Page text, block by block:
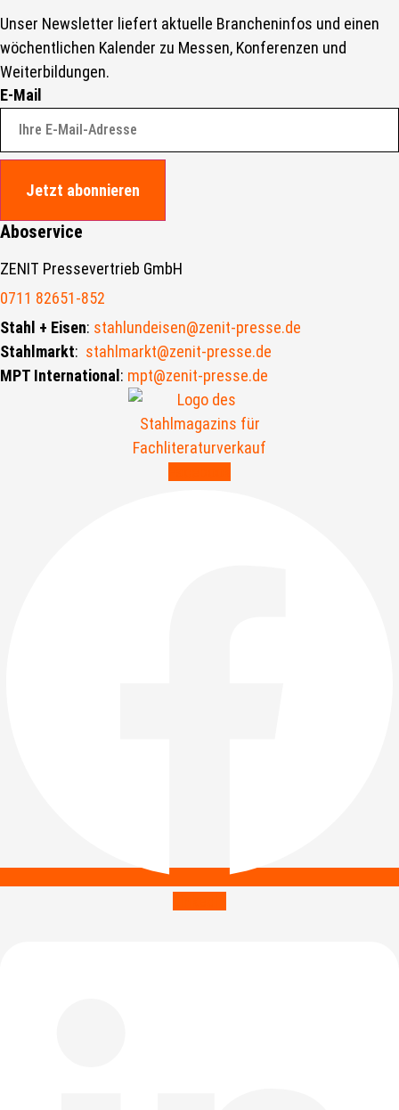
Unser Newsletter liefert aktuelle Brancheninfos und einen
wöchentlichen Kalender zu Messen, Konferenzen und
Weiterbildungen.
E-Mail
Jetzt abonnieren
Aboservice
ZENIT Pressevertrieb GmbH
0711 82651-852
Stahl + Eisen: stahlundeisen@zenit-presse.de
Stahlmarkt: stahlmarkt@zenit-presse.de
MPT International : mpt@zenit-presse.de